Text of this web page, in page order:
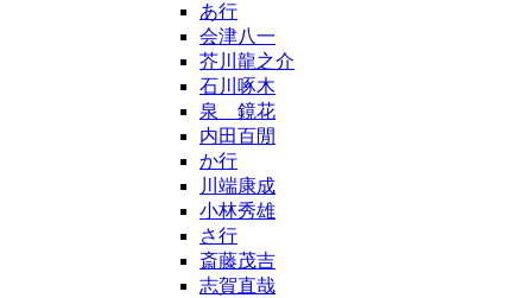
あ行
会津八一
芥川龍之介
石川啄木
泉 鏡花
内田百閒
か行
川端康成
小林秀雄
さ行
斎藤茂吉
志賀直哉